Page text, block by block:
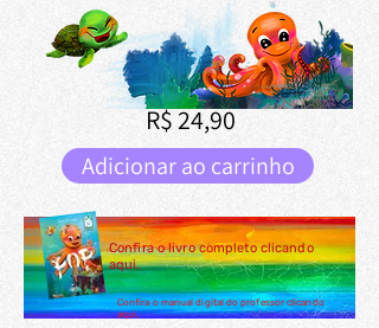
R$ 24,90
Adicionar ao carrinho
Confira o livro completo clicando
aqui.
Confira o manual digital do professor clicando
aqui.